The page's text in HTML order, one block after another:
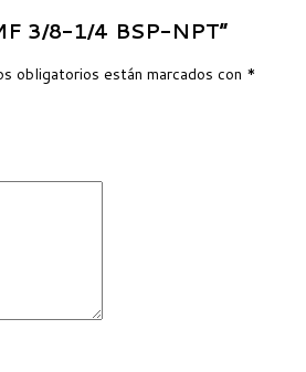
3/8-1/4 BSP-NPT”
obligatorios están marcados con *